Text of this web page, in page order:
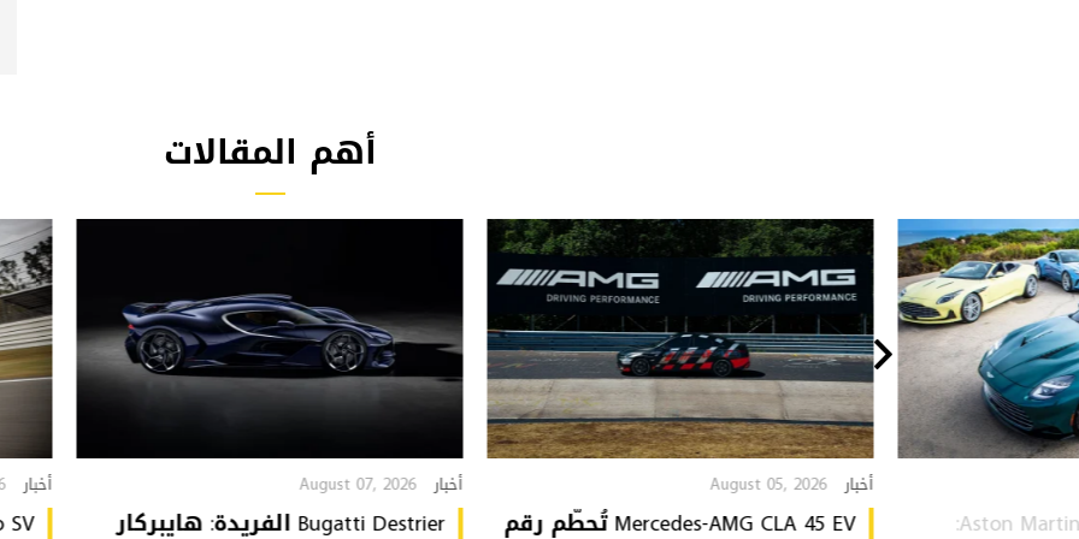
أهم المقالات
Aston Martin Heritage Collection:
أخبار August 05, 2026
Mercedes-AMG CLA 45 EV تُحطّم رقم
أخبار August 07, 2026
Bugatti Destrier الفريدة: هايبركار
أخبار